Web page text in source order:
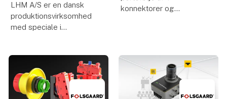
LHM A/S er en dansk
produktionsvirksomhed
med speciale i
offshore-industrien. For
at imødekomme
stigende efterspørgsel
og fastholde
konnektorer og
blevet komplet i
strømområderne 250 A,
630 A og